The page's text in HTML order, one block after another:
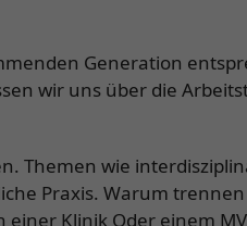
Generation
wir uns über die
Themen wie
Praxis. Warum
Klinik Oder einem